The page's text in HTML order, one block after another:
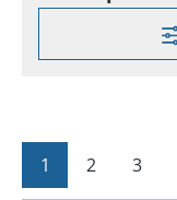
Seite
1 Seite
2 Seite
3